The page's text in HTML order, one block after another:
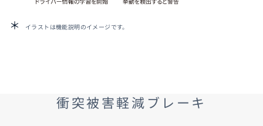
イラストは機能説明のイメージです。
衝突被害軽減ブレーキ